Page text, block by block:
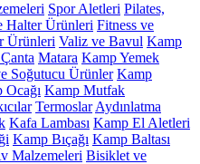
Spor Aletleri Pilates,
Halter Ürünleri Fitness ve
Ürünleri Valiz ve Bavul Kamp
Matara Kamp Yemek
Soğutucu Ürünler Kamp
Ocağı Kamp Mutfak
Termoslar Aydınlatma
Kafa Lambası Kamp El Aletleri
Kamp Bıçağı Kamp Baltası
Malzemeleri Bisiklet ve